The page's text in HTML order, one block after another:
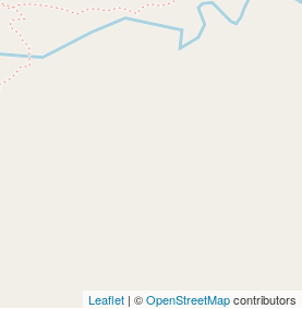
Leaflet | ©OpenStreetMapcontributors